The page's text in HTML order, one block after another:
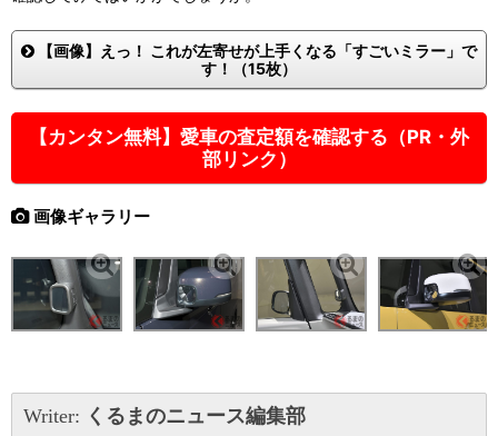
【画像】えっ！ これが左寄せが上手くなる「すごいミラー」で
す！（15枚）
【カンタン無料】愛車の査定額を確認する（PR・外
部リンク）
画像ギャラリー
Writer: くるまのニュース編集部